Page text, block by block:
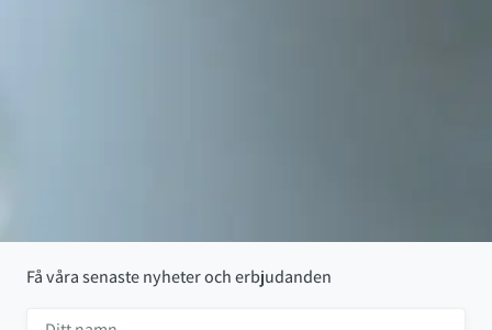
Få våra senaste nyheter och erbjudanden